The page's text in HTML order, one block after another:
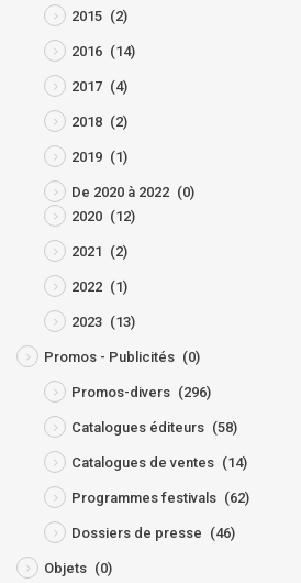
2015 (2)
2016 (14)
2017 (4)
2018 (2)
2019 (1)
De 2020 à 2022 (0)
2020 (12)
2021 (2)
2022 (1)
2023 (13)
Promos - Publicités (0)
Promos-divers (296)
Catalogues éditeurs (58)
Catalogues de ventes (14)
Programmes festivals (62)
Dossiers de presse (46)
Objets (0)